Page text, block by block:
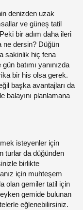
denizden uzak
ve güneş tatil
bir adım daha ileri
ne dersin? Düğün
sakinlik hiç fena
batımı yanınızda
bir his olsa gerek.
başka avantajları da
balayını planlamana
isteyenler için
turlar da düğünden
birlikte
için muhteşem
olan gemiler tatil için
gemide bulunan
eğlenebilirsiniz.